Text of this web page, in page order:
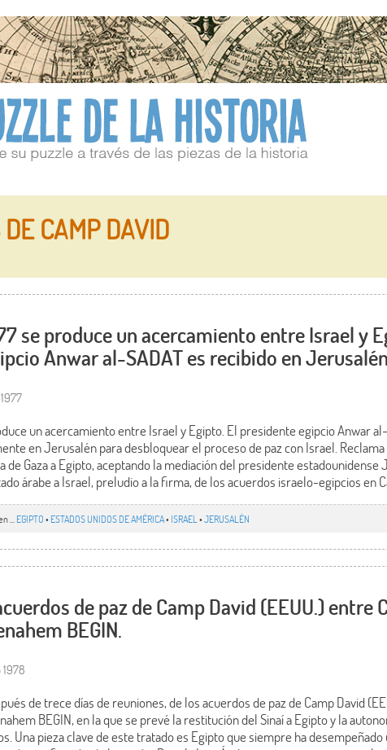
CAMP DAVID
se produce un acercamiento entre Israel y
Anwar al-SADAT es recibido en
un acercamiento entre Israel y Egipto. El presidente egipcio Anwar
en Jerusalén para desbloquear el proceso de paz con Israel.
de Gaza a Egipto, aceptando la mediación del presidente
árabe a Israel, preludio a la firma, de los acuerdos israelo-egipcios en
... EGIPTO• ESTADOS UNIDOS DE AMÉRICA• ISRAEL •JERUSALÉN
de paz de Camp David (EEUU.) entre
BEGIN.
de trece días de reuniones, de los acuerdos de paz de Camp David
BEGIN, en la que se prevé la restitución del Sinaí a Egipto y la
Una pieza clave de este tratado es Egipto que siempre ha